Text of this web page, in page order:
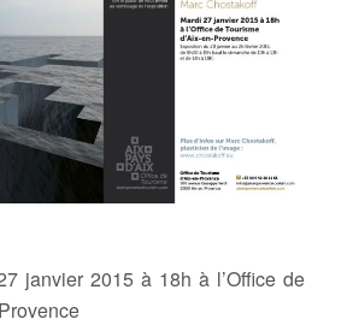
janvier 2015 à 18h à l’Office de